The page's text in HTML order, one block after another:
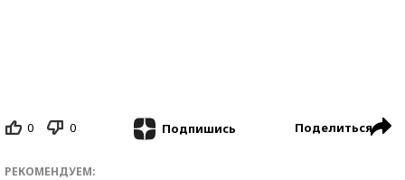
0 0 Подпишись Поделиться
РЕКОМЕНДУЕМ: